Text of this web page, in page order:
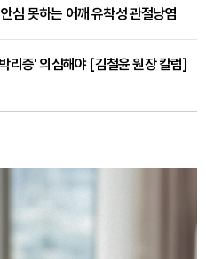
못하는 어깨 유착성 관절낭염
리증' 의심해야 [김철윤 원장 칼럼]